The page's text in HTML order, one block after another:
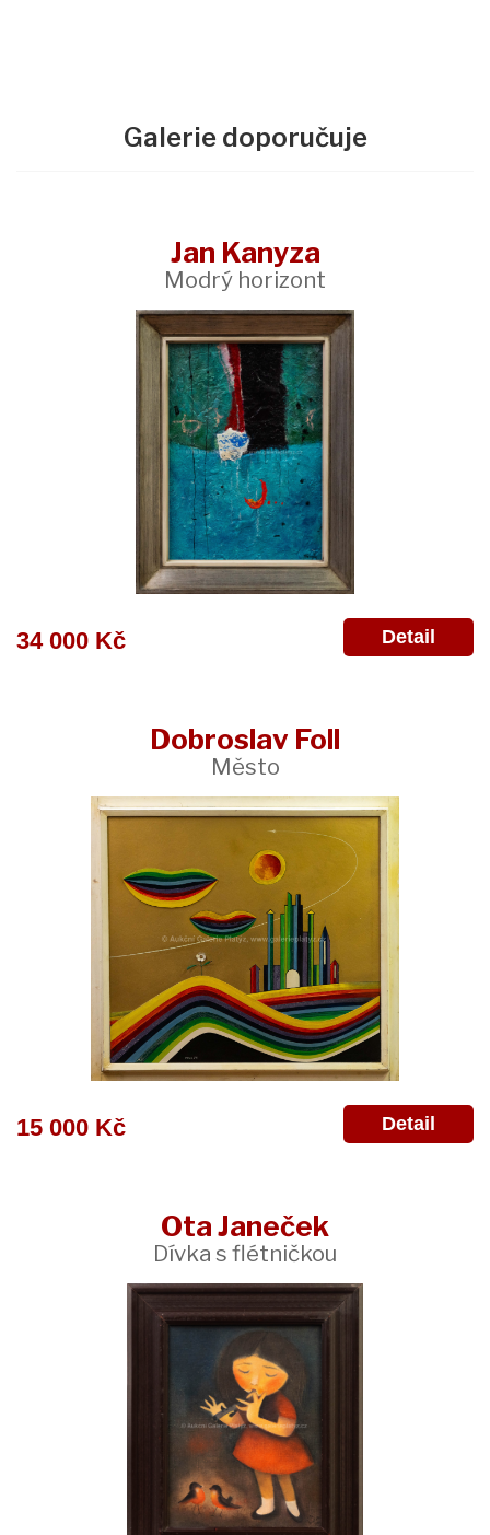
Galerie doporučuje
Jan Kanyza
Modrý horizont
34 000 Kč Detail
Dobroslav Foll
Město
15 000 Kč Detail
Ota Janeček
Dívka s flétničkou